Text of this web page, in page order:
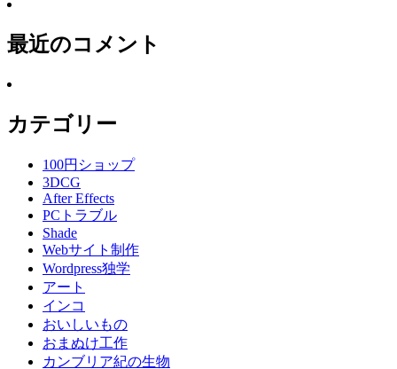
最近のコメント
カテゴリー
100円ショップ
3DCG
After Effects
PCトラブル
Shade
Webサイト制作
Wordpress独学
アート
インコ
おいしいもの
おまぬけ工作
カンブリア紀の生物